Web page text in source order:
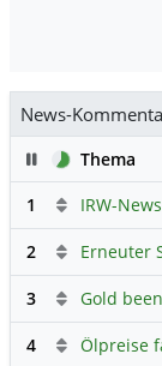
News-
PauseThema
1
2
3
4